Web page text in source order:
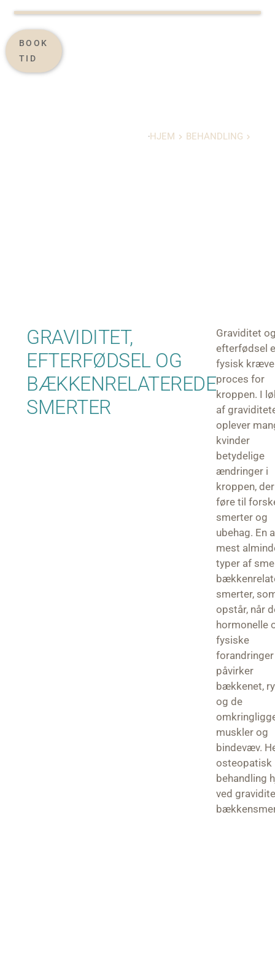
BOOK
TID
HJEM
BEHANDLING
GRAVIDITET,
EFTERFØDSEL OG
BÆKKENRELATEREDE
SMERTER
Graviditet
efterfødsel
fysisk
proces for
kroppen. I
af
oplever
kvinder
betydelige
ændringer i
kroppen,
føre til
smerter og
ubehag. En
mest
typer af
smerter,
opstår, når
hormonelle
fysiske
forandringer
påvirker
bækkenet,
og de
muskler og
bindevæv.
osteopatisk
behandling
ved